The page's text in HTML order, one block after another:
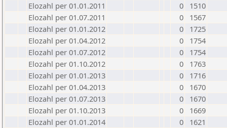
Elozahl per 01.01.2011
0
1510
Elozahl per 01.07.2011
0
1567
Elozahl per 01.01.2012
0
1725
Elozahl per 01.04.2012
0
1754
Elozahl per 01.07.2012
0
1754
Elozahl per 01.10.2012
0
1763
Elozahl per 01.01.2013
0
1716
Elozahl per 01.04.2013
0
1670
Elozahl per 01.07.2013
0
1670
Elozahl per 01.10.2013
0
1669
Elozahl per 01.01.2014
0
1621